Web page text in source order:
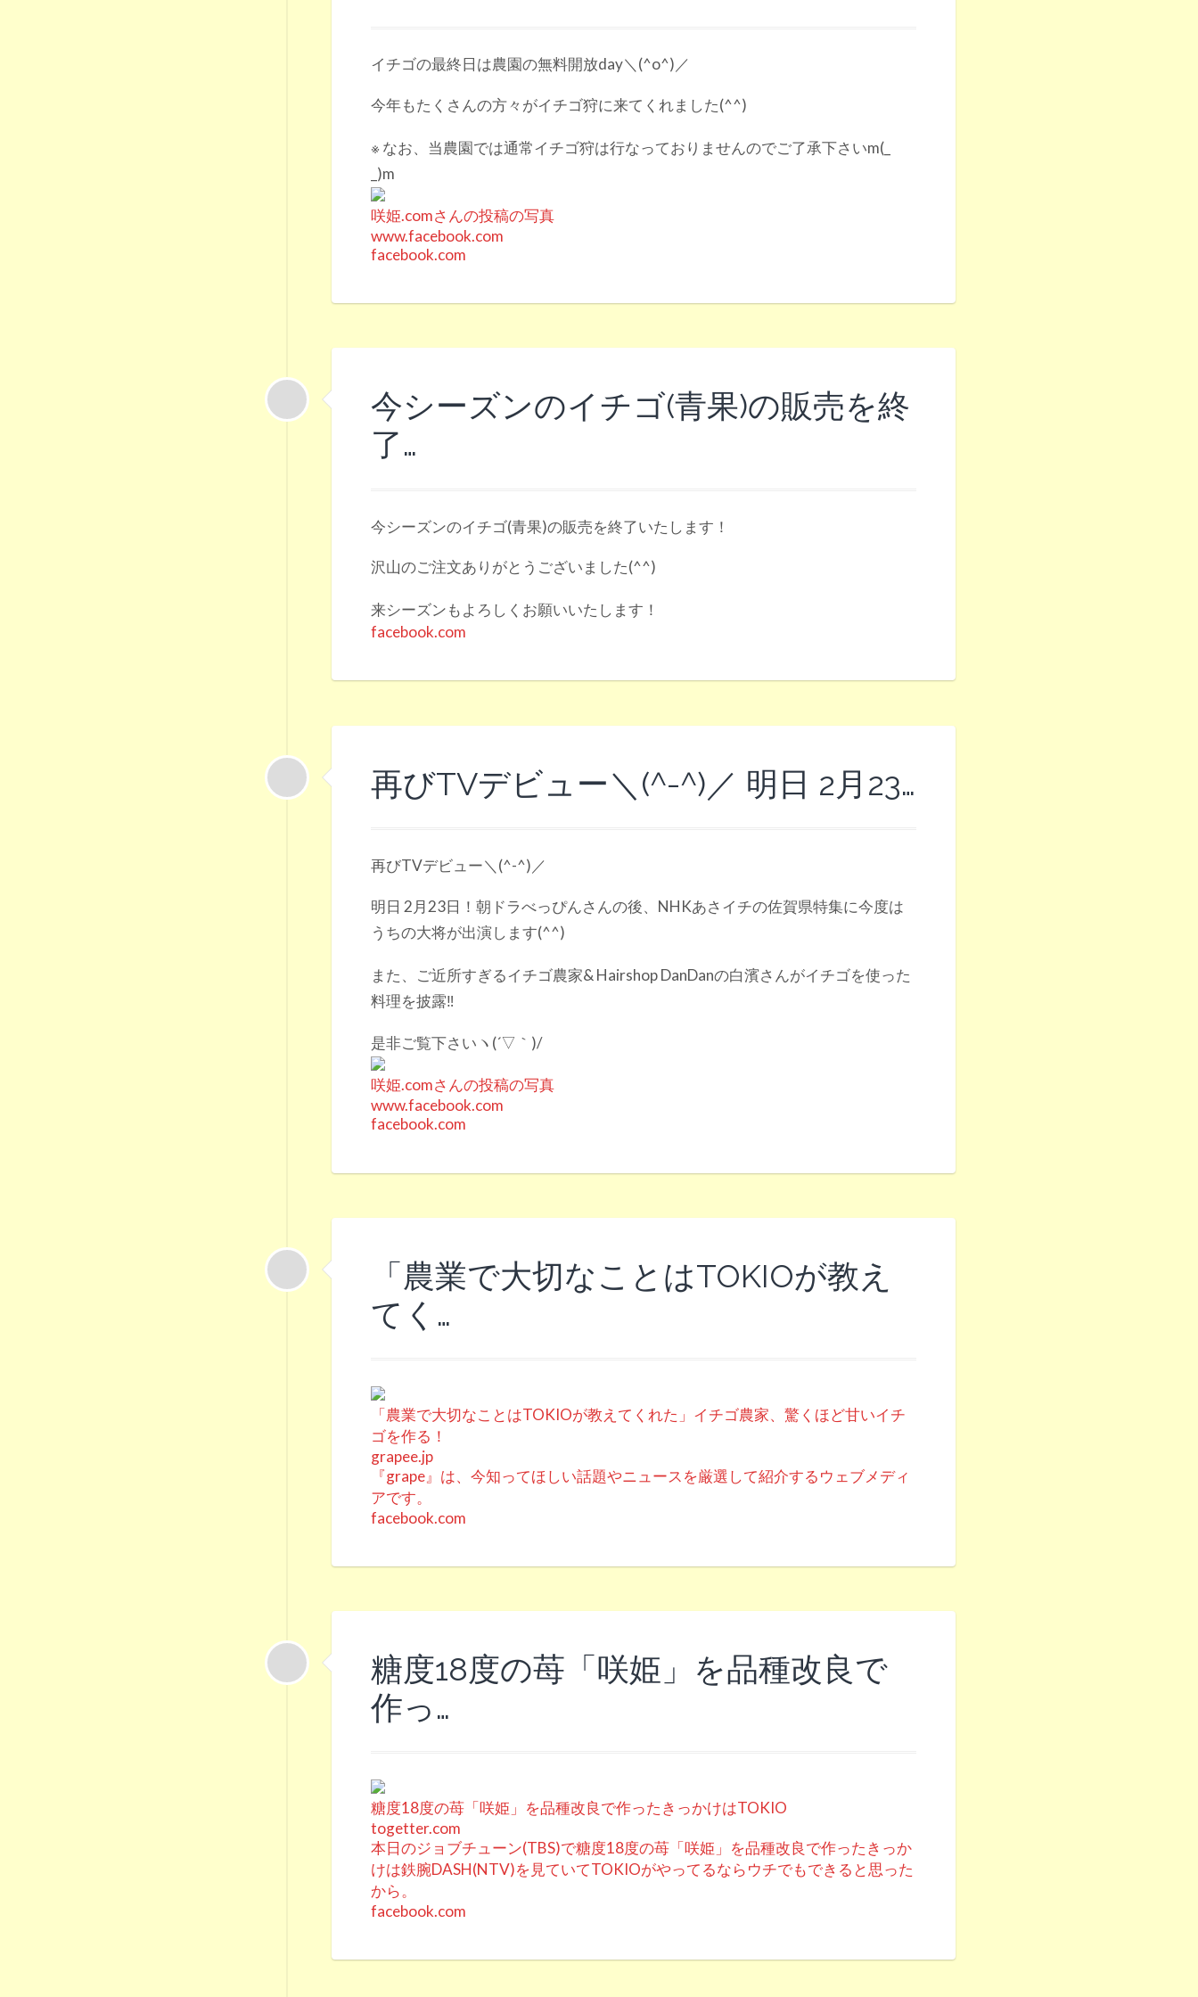
イチゴの最終日は農園の無料開放day＼(^o^)／
今年もたくさんの方々がイチゴ狩に来てくれました(^^)
※ なお、当農園では通常イチゴ狩は行なっておりませんのでご了承下さいm(_
_)m
咲姫.comさんの投稿の写真
www.facebook.com
facebook.com
今シーズンのイチゴ(青果)の販売を終
了…
今シーズンのイチゴ(青果)の販売を終了いたします！
沢山のご注文ありがとうございました(^^)
来シーズンもよろしくお願いいたします！
facebook.com
再びTVデビュー＼(^-^)／ 明日 2月23…
再びTVデビュー＼(^-^)／
明日 2月23日！朝ドラべっぴんさんの後、NHKあさイチの佐賀県特集に今度は
うちの大将が出演します(^^)
また、ご近所すぎるイチゴ農家& Hairshop DanDanの白濱さんがイチゴを使った
料理を披露‼︎
是非ご覧下さいヽ(´▽｀)/
咲姫.comさんの投稿の写真
www.facebook.com
facebook.com
「農業で大切なことはTOKIOが教え
てく…
「農業で大切なことはTOKIOが教えてくれた」イチゴ農家、驚くほど甘いイチ
ゴを作る！
grapee.jp
『grape』は、今知ってほしい話題やニュースを厳選して紹介するウェブメディ
アです。
facebook.com
糖度18度の苺「咲姫」を品種改良で
作っ…
糖度18度の苺「咲姫」を品種改良で作ったきっかけはTOKIO
togetter.com
本日のジョブチューン(TBS)で糖度18度の苺「咲姫」を品種改良で作ったきっか
けは鉄腕DASH(NTV)を見ていてTOKIOがやってるならウチでもできると思った
から。
facebook.com